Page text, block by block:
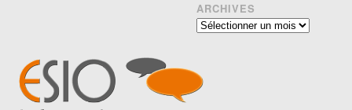
ARCHIVES
Archives